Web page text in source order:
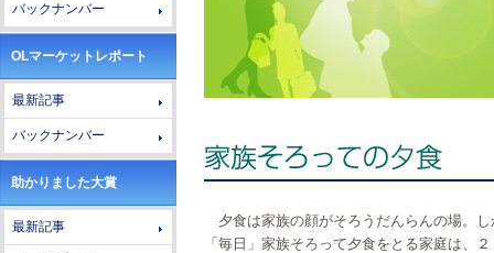
バックナンバー
OLマーケットレポート
最新記事
バックナンバー
助かりました大賞
最新記事
夕食は家族の顔がそろうだんらんの場。し
「毎日」家族そろって夕食をとる家庭は、